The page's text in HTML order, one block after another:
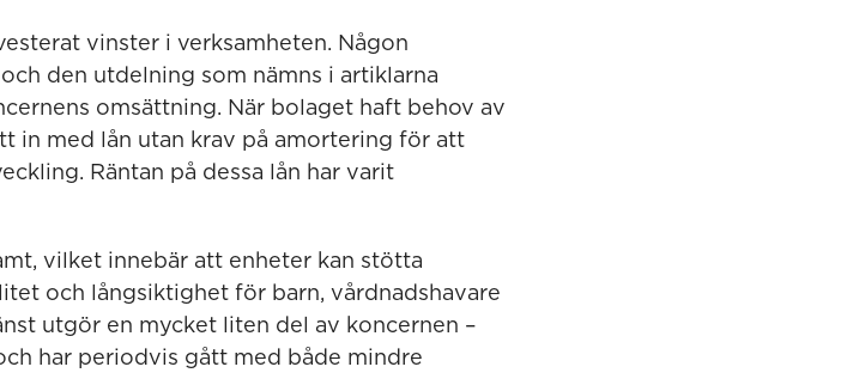
vinster i verksamheten. Någon
den utdelning som nämns i artiklarna
omsättning. När bolaget haft behov av
in med lån utan krav på amortering för att
Räntan på dessa lån har varit
vilket innebär att enheter kan stötta
och långsiktighet för barn, vårdnadshavare
utgör en mycket liten del av koncernen –
har periodvis gått med både mindre